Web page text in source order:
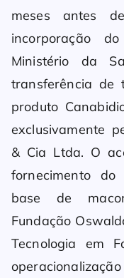
meses antes
incorporação
Ministério da
transferência de
produto
exclusivamente
& Cia Ltda. O
fornecimento
base de
Fundação
Tecnologia em